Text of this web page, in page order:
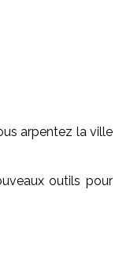
arpentez la ville
outils pour